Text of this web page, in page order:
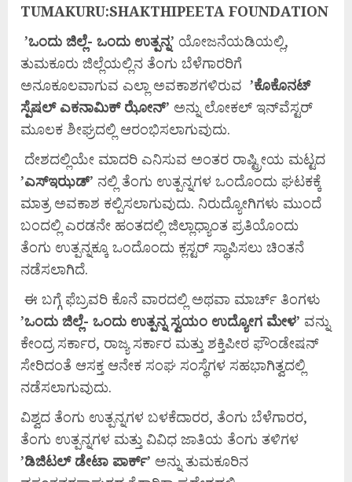
TUMAKURU:SHAKTHIPEETA FOUNDATION
’ಒಂದು ಜಿಲ್ಲೆ- ಒಂದು ಉತ್ಪನ್ನ’ ಯೋಜನೆಯಡಿಯಲ್ಲಿ,
ತುಮಕೂರು ಜಿಲ್ಲೆಯಲ್ಲಿನ ತೆಂಗು ಬೆಳೆಗಾರರಿಗೆ
ಅನೂಕೂಲವಾಗುವ ಎಲ್ಲಾ ಅವಕಾಶಗಳಿರುವ ’ಕೊಕೊನಟ್
ಸ್ಪೆಷಲ್ ಎಕನಾಮಿಕ್ ಝೋನ್’ ಅನ್ನು ಲೋಕಲ್ ಇನ್‌ವೆಸ್ಟರ್
ಮೂಲಕ ಶೀಘ್ರದಲ್ಲಿ ಆರಂಭಿಸಲಾಗುವುದು.
ದೇಶದಲ್ಲಿಯೇ ಮಾದರಿ ಎನಿಸುವ ಅಂತರ ರಾಷ್ಟ್ರೀಯ ಮಟ್ಟದ
’ಎಸ್‌ಇಝಡ್’ ನಲ್ಲಿ ತೆಂಗು ಉತ್ಪನ್ನಗಳ ಒಂದೊಂದು ಘಟಕಕ್ಕೆ
ಮಾತ್ರ ಅವಕಾಶ ಕಲ್ಪಿಸಲಾಗುವುದು. ನಿರುದ್ಯೋಗಿಗಳು ಮುಂದೆ
ಬಂದಲ್ಲಿ ಎರಡನೇ ಹಂತದಲ್ಲಿ ಜಿಲ್ಲಾಧ್ಯಾಂತ ಪ್ರತಿಯೊಂದು
ತೆಂಗು ಉತ್ಪನ್ನಕ್ಕೂ ಒಂದೊಂದು ಕ್ಲಸ್ಟರ್ ಸ್ಥಾಪಿಸಲು ಚಿಂತನೆ
ನಡೆಸಲಾಗಿದೆ.
ಈ ಬಗ್ಗೆ ಫೆಬ್ರವರಿ ಕೊನೆ ವಾರದಲ್ಲಿ ಅಥವಾ ಮಾರ್ಚ್ ತಿಂಗಳು
’ಒಂದು ಜಿಲ್ಲೆ- ಒಂದು ಉತ್ಪನ್ನ ಸ್ವಯಂ ಉದ್ಯೋಗ ಮೇಳ’ ವನ್ನು
ಕೇಂದ್ರ ಸರ್ಕಾರ, ರಾಜ್ಯ ಸರ್ಕಾರ ಮತ್ತು ಶಕ್ತಿಪೀಠ ಫೌಂಡೇಷನ್
ಸೇರಿದಂತೆ ಆಸಕ್ತ ಆನೇಕ ಸಂಘ ಸಂಸ್ಥೆಗಳ ಸಹಭಾಗಿತ್ವದಲ್ಲಿ
ನಡೆಸಲಾಗುವುದು.
ವಿಶ್ವದ ತೆಂಗು ಉತ್ಪನ್ನಗಳ ಬಳಕೆದಾರರ, ತೆಂಗು ಬೆಳೆಗಾರರ,
ತೆಂಗು ಉತ್ಪನ್ನಗಳ ಮತ್ತು ವಿವಿಧ ಜಾತಿಯ ತೆಂಗು ತಳಿಗಳ
’ಡಿಜಿಟಲ್ ಡೇಟಾ ಪಾರ್ಕ್’ ಅನ್ನು ತುಮಕೂರಿನ